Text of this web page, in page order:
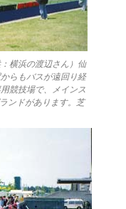
横浜の渡辺さん）仙
らもバスが遠回り経
競技場で、メインス
ンドがあります。芝